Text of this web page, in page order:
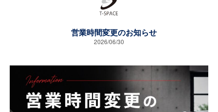
営業時間変更のお知らせ
2026/06/30